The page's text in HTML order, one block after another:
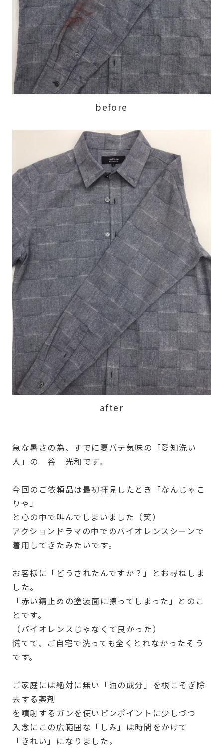
before
after
急な暑さの為、すでに夏バテ気味の「愛知洗い
人」の 谷 光和です。
今回のご依頼品は最初拝見したとき「なんじゃこ
りゃ」
と心の中で叫んでしまいました（笑）
アクションドラマの中でのバイオレンスシーンで
着用してきたみたいです。
お客様に「どうされたんですか？」とお尋ねしま
した。
「赤い錆止めの塗装面に擦ってしまった」とのこ
とです。
（バイオレンスじゃなくて良かった）
慌てて、ご自宅で洗っても全くとれなかったそう
です。
ご家庭には絶対に無い「油の成分」を根こそぎ除
去する薬剤
を噴射するガンを使いピンポイントに少しづつ
入念にこの広範囲な「しみ」は時間をかけて
「きれい」になりました。